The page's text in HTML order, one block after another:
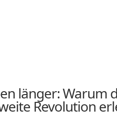
länger: Warum
Revolution